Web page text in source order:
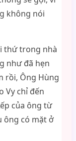
không nói
thứ trong nhà
như đã hẹn
rồi, Ông Hùng
Vy chỉ đến
của ông từ
ông có mặt ở